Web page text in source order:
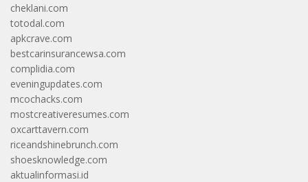
cheklani.com
totodal.com
apkcrave.com
bestcarinsurancewsa.com
complidia.com
eveningupdates.com
mcochacks.com
mostcreativeresumes.com
oxcarttavern.com
riceandshinebrunch.com
shoesknowledge.com
aktualinformasi.id